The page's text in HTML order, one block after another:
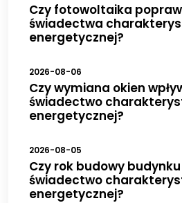
Czy fotowoltaika
świadectwa
energetycznej?
2026-08-06
Czy wymiana okien
świadectwo
energetycznej?
2026-08-05
Czy rok budowy
świadectwo
energetycznej?